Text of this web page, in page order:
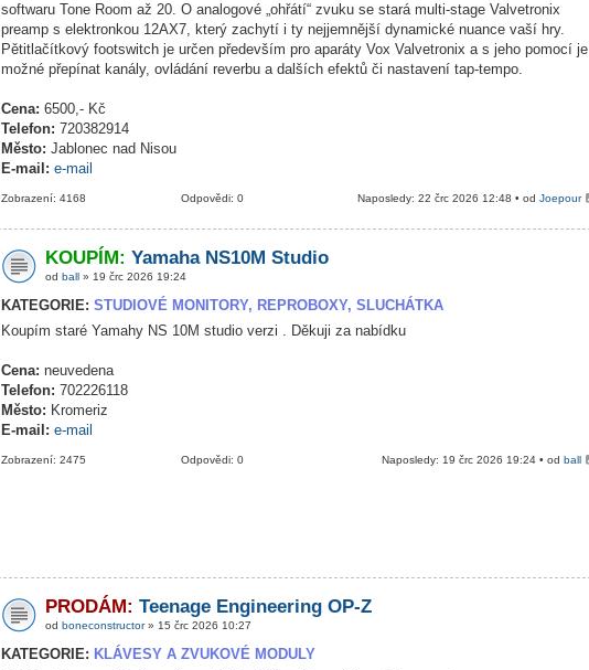
softwaru Tone Room až 20. O analogové „ohřátí“ zvuku se stará multi-stage Valvetronix
preamp s elektronkou 12AX7, který zachytí i ty nejjemnější dynamické nuance vaší hry.
Pětitlačítkový footswitch je určen především pro aparáty Vox Valvetronix a s jeho pomocí je
možné přepínat kanály, ovládání reverbu a dalších efektů či nastavení tap-tempo.
Cena: 6500,- Kč
Telefon: 720382914
Město: Jablonec nad Nisou
E-mail: e-mail
Naposledy: 22 črc 2026 12:48 • odJoepour
Odpovědi: 0
Zobrazení: 4168
KOUPÍM: Yamaha NS10M Studio
od ball » 19 črc 2026 19:24
KATEGORIE: STUDIOVÉ MONITORY, REPROBOXY, SLUCHÁTKA
Koupím staré Yamahy NS 10M studio verzi . Děkuji za nabídku
Cena: neuvedena
Telefon: 702226118
Město: Kromeriz
E-mail: e-mail
Naposledy: 19 črc 2026 19:24 • odball
Odpovědi: 0
Zobrazení: 2475
PRODÁM: Teenage Engineering OP-Z
od boneconstructor» 15 črc 2026 10:27
KATEGORIE: KLÁVESY A ZVUKOVÉ MODULY